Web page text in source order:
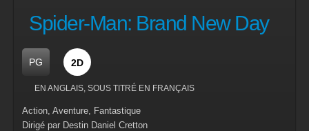
Spider-Man: Brand New Day
PG 2D
EN ANGLAIS, SOUS TITRÉ EN FRANÇAIS
Action, Aventure, Fantastique
Dirigé par Destin Daniel Cretton